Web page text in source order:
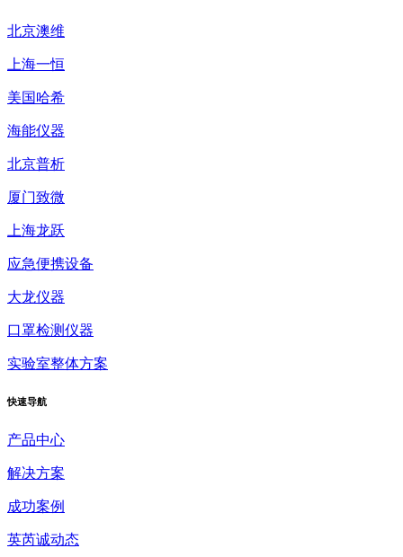
北京澳维
上海一恒
美国哈希
海能仪器
北京普析
厦门致微
上海龙跃
应急便携设备
大龙仪器
口罩检测仪器
实验室整体方案
快速导航
产品中心
解决方案
成功案例
英芮诚动态